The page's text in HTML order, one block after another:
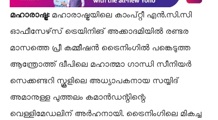
മഹാരാഷ്ട്ര:മഹാരാഷ്ട്രയിലെ കാംപ്റ്റീ എൻ.സി.സി
ഓഫീസേഴ്‌സ് ട്രെയിനിങ് അക്കാദമിയിൽ രണ്ടര
മാസത്തെ പ്രീ കമ്മീഷൻ ട്രൈനിംഗിൽ പങ്കെടുത്ത
ആന്ത്രോത്ത് ദ്വീപിലെ മഹാത്മാ ഗാന്ധി സീനിയർ
സെക്കണ്ടറി സ്കൂളിലെ അധ്യാപകനായ സയ്യിദ്
അമാനുള്ള പുത്തലം കമാൻഡന്റിന്റെ
വെള്ളിമേഡലിന് അർഹനായി. ട്രൈനിംഗിലെ മികച്ച